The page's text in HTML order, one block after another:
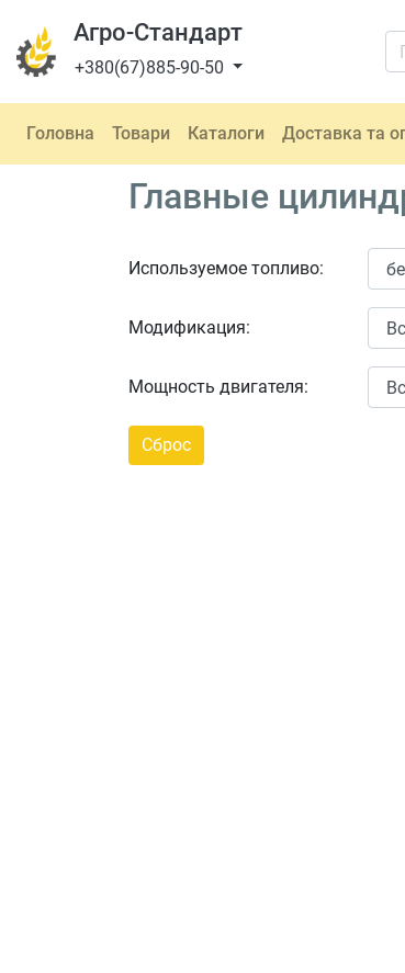
Агро-Стандарт
+380(67)885-90-50
Головна Товари Каталоги Доставка та
Главные
Используемое топливо:
Модификация:
Мощность двигателя: